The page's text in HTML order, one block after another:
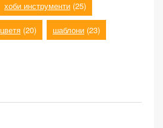
хоби инструменти (25)
цветя (20) шаблони (23)